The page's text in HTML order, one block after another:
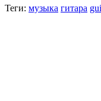
Теги: музыка гитара